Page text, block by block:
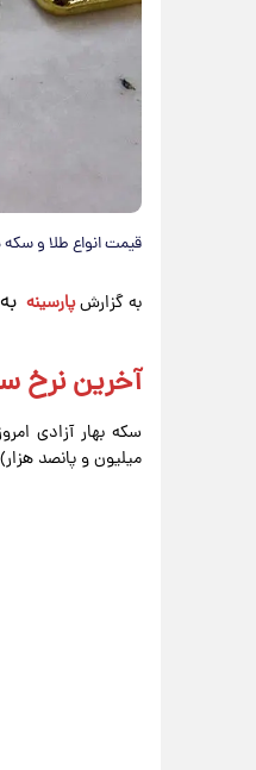
قیمت انواع طلا و
به گزارشپارسینه
آخرین نرخ
میلیون و پانصد